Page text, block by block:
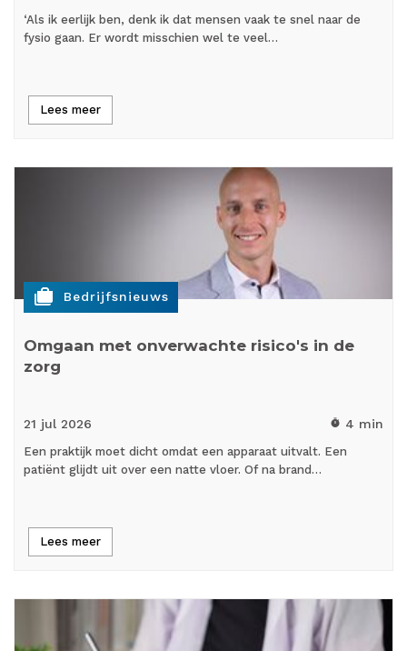
‘Als ik eerlijk ben, denk ik dat mensen vaak te snel naar de
fysio gaan. Er wordt misschien wel te veel…
Lees meer
cases Bedrijfsnieuws
Omgaan met onverwachte risico's in de
zorg
21 jul 2026 timer 4 min
Een praktijk moet dicht omdat een apparaat uitvalt. Een
patiënt glijdt uit over een natte vloer. Of na brand…
Lees meer